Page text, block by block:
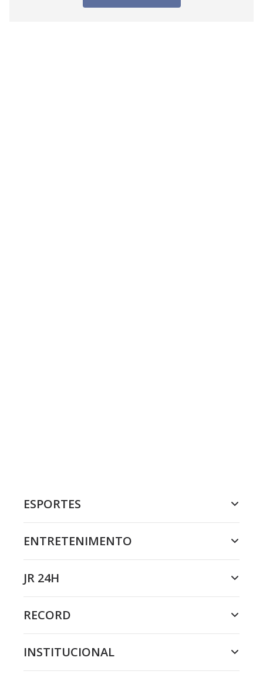
ESPORTES
ENTRETENIMENTO
JR 24H
RECORD
INSTITUCIONAL